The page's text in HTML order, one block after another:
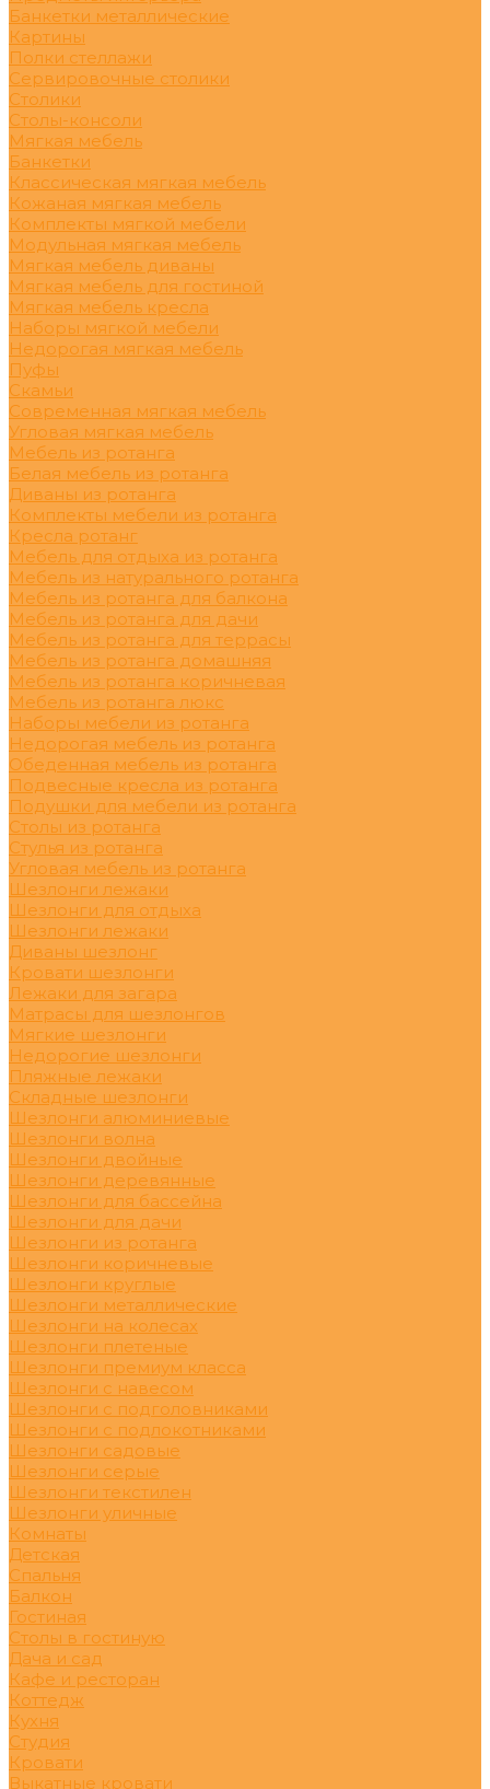
Банкетки металлические
Картины
Полки стеллажи
Сервировочные столики
Столики
Столы-консоли
Мягкая мебель
Банкетки
Классическая мягкая мебель
Кожаная мягкая мебель
Комплекты мягкой мебели
Модульная мягкая мебель
Мягкая мебель диваны
Мягкая мебель для гостиной
Мягкая мебель кресла
Наборы мягкой мебели
Недорогая мягкая мебель
Пуфы
Скамьи
Современная мягкая мебель
Угловая мягкая мебель
Мебель из ротанга
Белая мебель из ротанга
Диваны из ротанга
Комплекты мебели из ротанга
Кресла ротанг
Мебель для отдыха из ротанга
Мебель из натурального ротанга
Мебель из ротанга для балкона
Мебель из ротанга для дачи
Мебель из ротанга для террасы
Мебель из ротанга домашняя
Мебель из ротанга коричневая
Мебель из ротанга люкс
Наборы мебели из ротанга
Недорогая мебель из ротанга
Обеденная мебель из ротанга
Подвесные кресла из ротанга
Подушки для мебели из ротанга
Столы из ротанга
Стулья из ротанга
Угловая мебель из ротанга
Шезлонги лежаки
Шезлонги для отдыха
Шезлонги лежаки
Диваны шезлонг
Кровати шезлонги
Лежаки для загара
Матрасы для шезлонгов
Мягкие шезлонги
Недорогие шезлонги
Пляжные лежаки
Складные шезлонги
Шезлонги алюминиевые
Шезлонги волна
Шезлонги двойные
Шезлонги деревянные
Шезлонги для бассейна
Шезлонги для дачи
Шезлонги из ротанга
Шезлонги коричневые
Шезлонги круглые
Шезлонги металлические
Шезлонги на колесах
Шезлонги плетеные
Шезлонги премиум класса
Шезлонги с навесом
Шезлонги с подголовниками
Шезлонги с подлокотниками
Шезлонги садовые
Шезлонги серые
Шезлонги текстилен
Шезлонги уличные
Комнаты
Детская
Спальня
Балкон
Гостиная
Столы в гостиную
Дача и сад
Кафе и ресторан
Коттедж
Кухня
Студия
Кровати
Выкатные кровати